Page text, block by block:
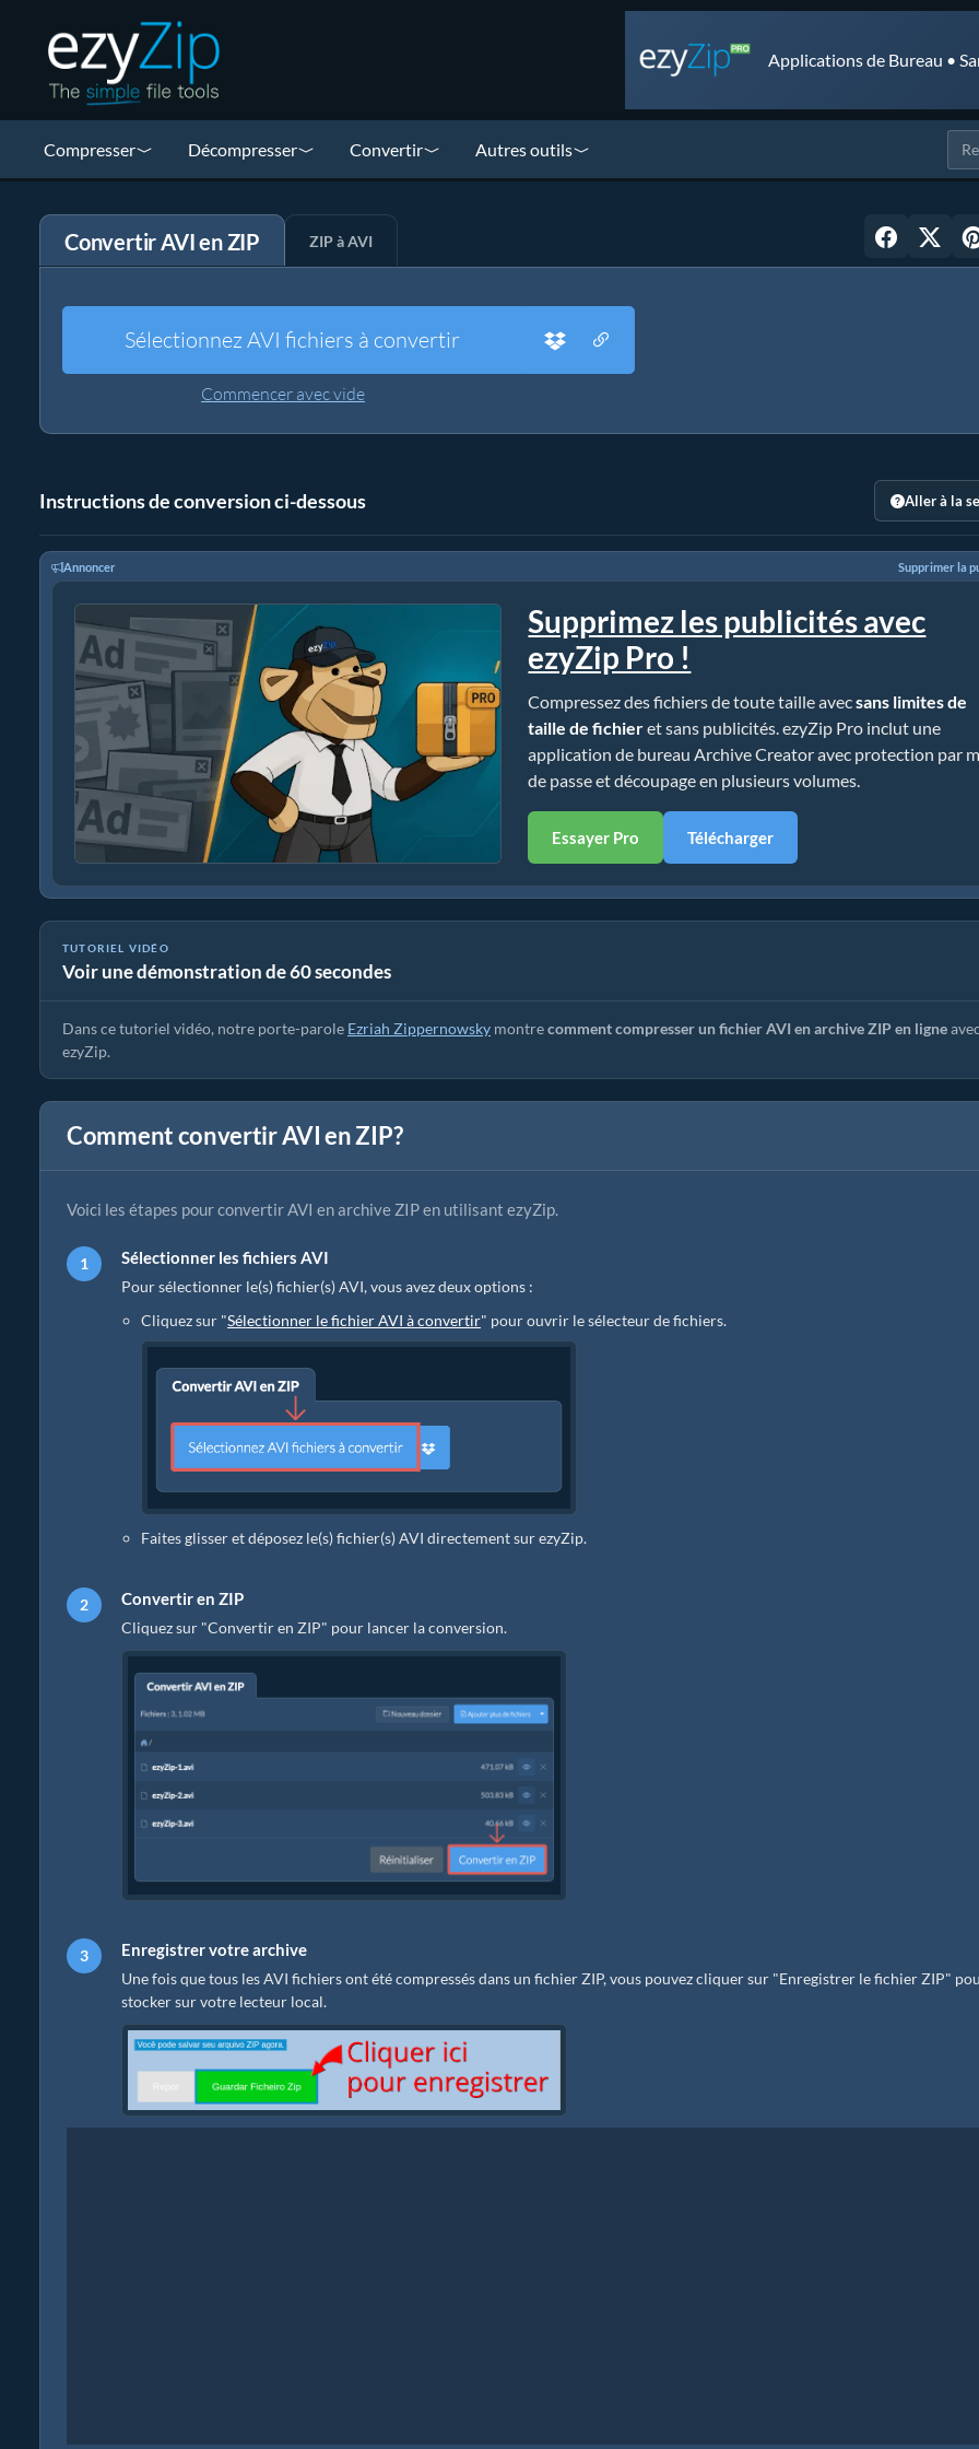
Applications de Bureau •
Compresser Décompresser Convertir Autres outils
Convertir AVI en ZIP ZIP à AVI
Sélectionnez AVI fichiers à convertir
Commencer avec vide
Instructions de conversion ci-dessous Aller à la
Annoncer Supprimer la
Supprimez les publicités avec
ezyZip Pro !
Compressez des fichiers de toute taille avecsans limites de
taille de fichieret sans publicités. ezyZip Pro inclut une
application de bureau Archive Creator avec protection par
de passe et découpage en plusieurs volumes.
Essayer Pro Télécharger
TUTORIEL VIDÉO
Voir une démonstration de 60 secondes
Comment Convertir AVI en Fichier ZIP En Ligne (Guide Simple)
Dans ce tutoriel vidéo, notre porte-parole Ezriah Zippernowsky montrecomment compresser un fichier AVI en archive ZIP en ligne
ezyZip.
Comment convertir AVI en ZIP?
Voici les étapes pour convertir AVI en archive ZIP en utilisant ezyZip.
Sélectionner les fichiers AVI
Pour sélectionner le(s) fichier(s) AVI, vous avez deux options :
Cliquez sur "Sélectionner le fichier AVI à convertir" pour ouvrir le sélecteur de fichiers.
Faites glisser et déposez le(s) fichier(s) AVI directement sur ezyZip.
Convertir en ZIP
Cliquez sur "Convertir en ZIP" pour lancer la conversion.
Enregistrer votre archive
Une fois que tous les AVI fichiers ont été compressés dans un fichier ZIP, vous pouvez cliquer sur "Enregistrer le fichier ZIP"
stocker sur votre lecteur local.